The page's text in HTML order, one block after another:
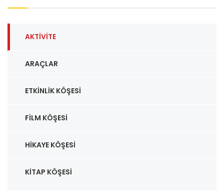
AKTIVITE
ARAÇLAR
ETKINLIK KÖŞESI
FILM KÖŞESI
HIKAYE KÖŞESI
KITAP KÖŞESI